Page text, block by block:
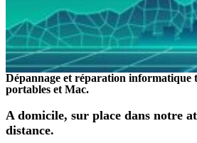
Dépannage et réparation informatique
portables et Mac.
A domicile, sur place dans notre
distance.